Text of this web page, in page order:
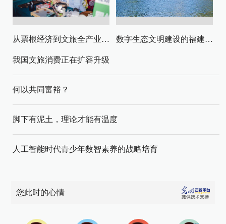
从票根经济到文旅全产业链升级 数字生态文明建设的福建路径与启示
我国文旅消费正在扩容升级
何以共同富裕？
脚下有泥土，理论才能有温度
人工智能时代青少年数智素养的战略培育
您此时的心情